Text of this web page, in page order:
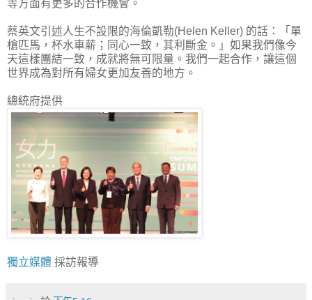
等方面有更多的合作機會。
蔡英文引述人生不設限的海倫凱勒(Helen Keller) 的話：「單
槍匹馬，杯水車薪；同心一致，其利斷金。」如果我們像今
天這樣團結一致，成就將無可限量。我們一起合作，讓這個
世界成為對所有婦女更加友善的地方。
總統府提供
獨立媒體 採訪報導